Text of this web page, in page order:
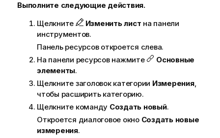
Выполните следующие действия.
Щелкните
Изменить лист на панели
инструментов.
Панель ресурсов откроется слева.
На панели ресурсов нажмите
Основные
элементы.
Щелкните заголовок категории Измерения,
чтобы расширить категорию.
Щелкните команду Создать новый.
Откроется диалоговое окно Создать новые
измерения.